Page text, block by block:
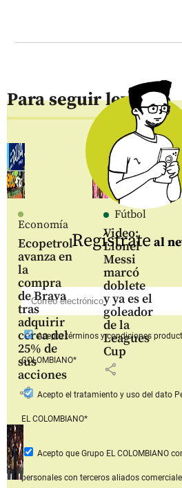
Para seguir leyendo
Economía
Ecopetrol
avanza en
la
compra
de Brava
tras
adquirir
cerca del
25% de
sus
acciones
share
Fútbol
Video:
Lionel
Messi
marcó
doblete
y ya es el
goleador
de la
Leagues
Cup
share
Regístrate al
Acepto términos y condiciones
COLOMBIANO*
Acepto el tratamiento y uso del dato
EL COLOMBIANO*
Acepto que Grupo EL COLOMBIANO
personales con terceros aliados